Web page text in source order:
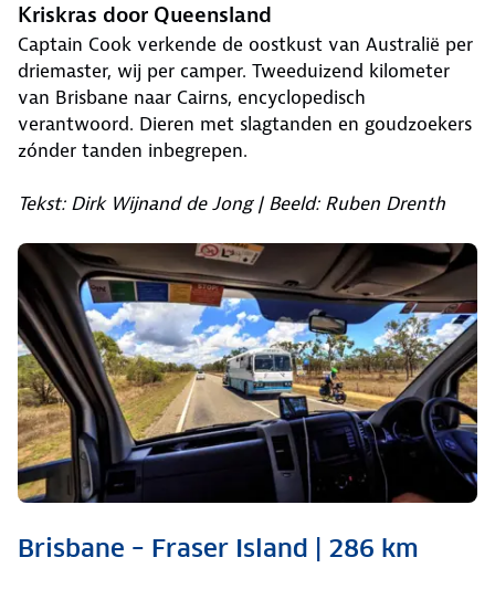
Kriskras door Queensland
Captain Cook verkende de oostkust van Australië per
driemaster, wij per camper. Tweeduizend kilometer
van Brisbane naar Cairns, encyclopedisch
verantwoord. Dieren met slagtanden en goudzoekers
zónder tanden inbegrepen.
Tekst: Dirk Wijnand de Jong | Beeld: Ruben Drenth
Brisbane – Fraser Island | 286 km